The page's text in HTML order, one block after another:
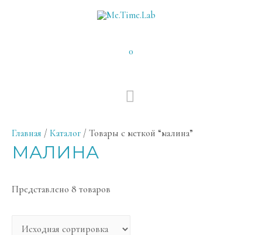
ГЛАВНОЕ
0
Главная / Каталог / Товары с меткой “малина”
МАЛИНА
Представлено 8 товаров